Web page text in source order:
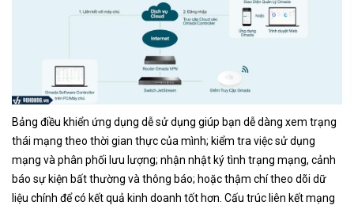
Bảng điều khiển ứng dụng dễ sử dụng giúp bạn dễ dàng xem trạng
thái mạng theo thời gian thực của mình; kiểm tra việc sử dụng
mạng và phân phối lưu lượng; nhận nhật ký tình trạng mạng, cảnh
báo sự kiện bất thường và thông báo; hoặc thậm chí theo dõi dữ
liệu chính để có kết quả kinh doanh tốt hơn. Cấu trúc liên kết mạng